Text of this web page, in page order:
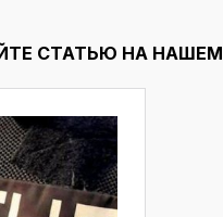
СТАТЬЮ НА НАШЕМ